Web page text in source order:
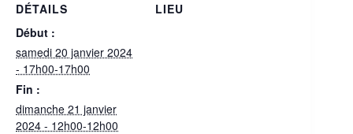
DÉTAILS
Début :
samedi 20 janvier 2024
- 17h00-17h00
Fin :
dimanche 21 janvier
2024 - 12h00-12h00
LIEU